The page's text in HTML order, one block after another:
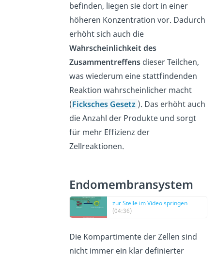
befinden, liegen sie dort in einer
höheren Konzentration vor. Dadurch
erhöht sich auch die
Wahrscheinlichkeit des
Zusammentreffens dieser Teilchen,
was wiederum eine stattfindenden
Reaktion wahrscheinlicher macht
(Ficksches Gesetz ). Das erhöht auch
die Anzahl der Produkte und sorgt
für mehr Effizienz der
Zellreaktionen.
Endomembransystem
zur Stelle im Video springen
(04:36)
Die Kompartimente der Zellen sind
nicht immer ein klar definierter